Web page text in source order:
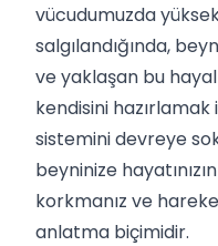
vücudumuzda
salgılandığında,
ve yaklaşan bu
kendisini
sistemini devreye
beyninize
korkmanız ve
anlatma biçimidir.